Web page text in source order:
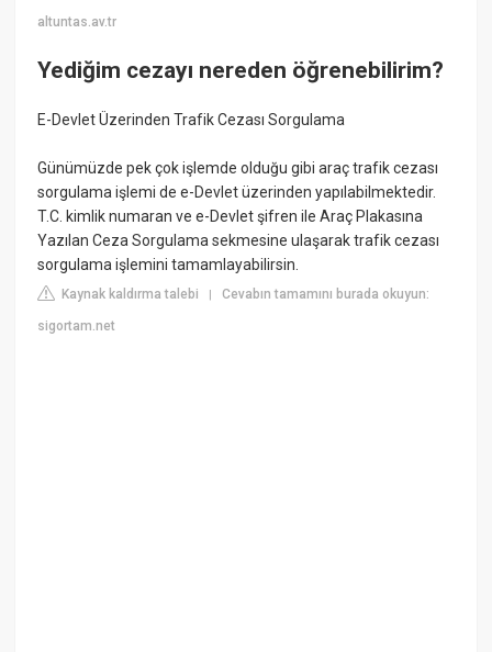
altuntas.av.tr
Yediğim cezayı nereden öğrenebilirim?
E-Devlet Üzerinden Trafik Cezası Sorgulama
Günümüzde pek çok işlemde olduğu gibi araç trafik cezası
sorgulama işlemi de e-Devlet üzerinden yapılabilmektedir.
T.C. kimlik numaran ve e-Devlet şifren ile Araç Plakasına
Yazılan Ceza Sorgulama sekmesine ulaşarak trafik cezası
sorgulama işlemini tamamlayabilirsin.
Kaynak kaldırma talebi |Cevabın tamamını burada okuyun:
sigortam.net